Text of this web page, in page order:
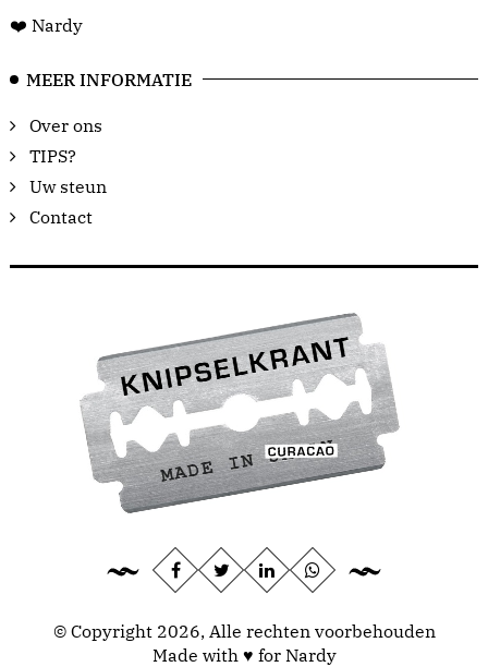
❤️ Nardy
MEER INFORMATIE
Over ons
TIPS?
Uw steun
Contact
© Copyright 2026, Alle rechten voorbehouden
Made with ♥ for Nardy